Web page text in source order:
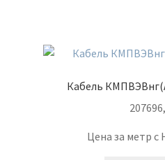
Кабель
Цена за метр с